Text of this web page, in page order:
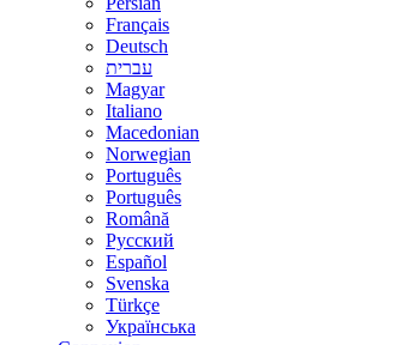
Français
Deutsch
עברית
Magyar
Italiano
Macedonian
Norwegian
Português
Português
Română
Русский
Español
Svenska
Türkçe
Українська